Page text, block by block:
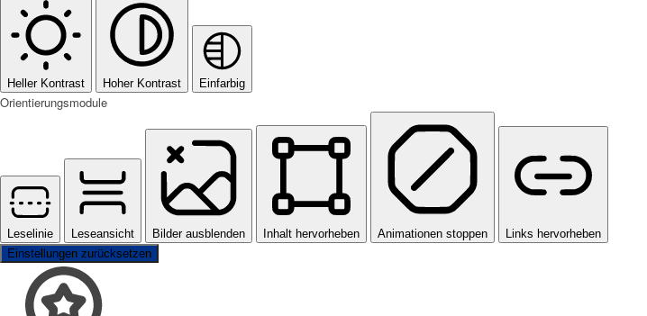
Heller Kontrast Hoher Kontrast Einfarbig
Orientierungsmodule
Leselinie Leseansicht Bilder ausblenden Inhalt hervorheben Animationen stoppen
Links hervorheben
Einstellungen zurücksetzen